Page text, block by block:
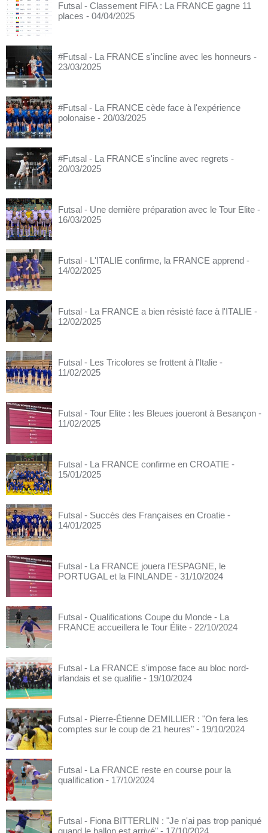
Futsal - Classement FIFA : La FRANCE gagne 11
places - 04/04/2025
#Futsal - La FRANCE s'incline avec les honneurs -
23/03/2025
#Futsal - La FRANCE cède face à l'expérience
polonaise - 20/03/2025
#Futsal - La FRANCE s'incline avec regrets -
20/03/2025
Futsal - Une dernière préparation avec le Tour Elite -
16/03/2025
Futsal - L'ITALIE confirme, la FRANCE apprend -
14/02/2025
Futsal - La FRANCE a bien résisté face à l'ITALIE -
12/02/2025
Futsal - Les Tricolores se frottent à l'Italie -
11/02/2025
Futsal - Tour Elite : les Bleues joueront à Besançon -
11/02/2025
Futsal - La FRANCE confirme en CROATIE -
15/01/2025
Futsal - Succès des Françaises en Croatie -
14/01/2025
Futsal - La FRANCE jouera l'ESPAGNE, le
PORTUGAL et la FINLANDE - 31/10/2024
Futsal - Qualifications Coupe du Monde - La
FRANCE accueillera le Tour Élite - 22/10/2024
Futsal - La FRANCE s'impose face au bloc nord-
irlandais et se qualifie - 19/10/2024
Futsal - Pierre-Étienne DEMILLIER : "On fera les
comptes sur le coup de 21 heures" - 19/10/2024
Futsal - La FRANCE reste en course pour la
qualification - 17/10/2024
Futsal - Fiona BITTERLIN : "Je n'ai pas trop paniqué
quand le ballon est arrivé" - 17/10/2024